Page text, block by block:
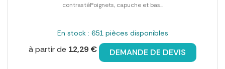
contrastéPoignets, capuche et bas...
En stock : 651 pièces disponibles
à partir de 12,29 € DEMANDE DE DEVIS